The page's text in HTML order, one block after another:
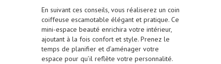
En suivant ces conseils, vous réaliserez un coin
coiffeuse escamotable élégant et pratique. Ce
mini-espace beauté enrichira votre intérieur,
ajoutant à la fois confort et style. Prenez le
temps de planifier et d’aménager votre
espace pour qu’il reflète votre personnalité.